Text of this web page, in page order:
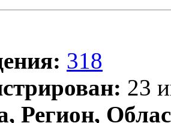
318
23
Регион,